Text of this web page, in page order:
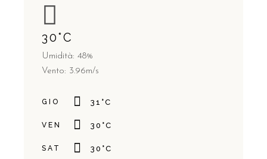
30°C
Umidità: 48%
Vento: 3.96m/s
GIO 31 °C
VEN 30 °C
SAT 30 °C